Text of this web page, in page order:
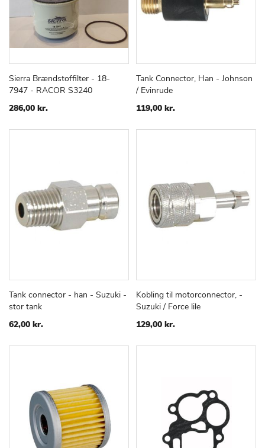
Læg i kurv
TILFØJ
TIL
SAMMENLIGN
Sierra Brændstoffilter - 18-
7947 - RACOR S3240
286,00 kr.
Læg i kurv
TILFØJ
Tank Connector, Han - Johnson
/ Evinrude
119,00 kr.
Læg i kurv
TILFØJ
SAMMENLIGN
Tank connector - han - Suzuki -
stor tank
62,00 kr.
Læg i kurv
TILFØJ
Kobling til motorconnector, -
Suzuki / Force lile
129,00 kr.